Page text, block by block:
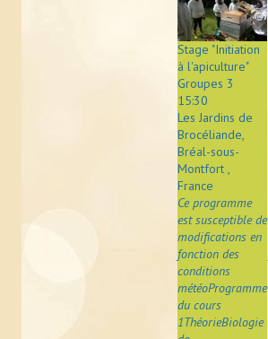
Stage "Initiation
à l'apiculture"
Groupes 3
15:30
Les Jardins de
Brocéliande,
Bréal-sous-
Montfort ,
France
Ce programme
est susceptible de
modifications en
fonction des
conditions
météoProgramme
du cours
1ThéorieBiologie